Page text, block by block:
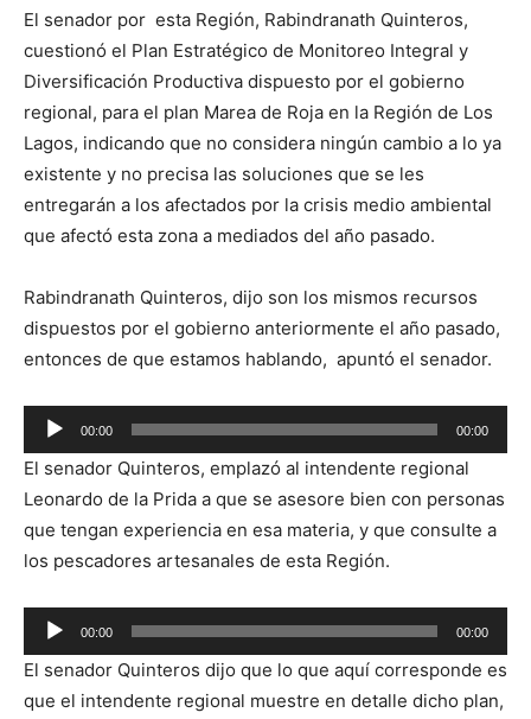
El senador por esta Región, Rabindranath Quinteros,
cuestionó el Plan Estratégico de Monitoreo Integral y
Diversificación Productiva dispuesto por el gobierno
regional, para el plan Marea de Roja en la Región de Los
Lagos, indicando que no considera ningún cambio a lo ya
existente y no precisa las soluciones que se les
entregarán a los afectados por la crisis medio ambiental
que afectó esta zona a mediados del año pasado.
Rabindranath Quinteros, dijo son los mismos recursos
dispuestos por el gobierno anteriormente el año pasado,
entonces de que estamos hablando, apuntó el senador.
Reproductor
de
audio
00:00 00:00
El senador Quinteros, emplazó al intendente regional
Leonardo de la Prida a que se asesore bien con personas
que tengan experiencia en esa materia, y que consulte a
los pescadores artesanales de esta Región.
Reproductor
de
audio
00:00 00:00
El senador Quinteros dijo que lo que aquí corresponde es
que el intendente regional muestre en detalle dicho plan,